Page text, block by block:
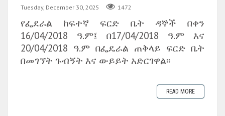
Tuesday, December 30, 2025 1472
የፌደራል ከፍተኛ ፍርድ ቤት ዳኞች በቀን
16/04/2018 ዓ.ም፤ በ17/04/2018 ዓ.ም እና
20/04/2018 ዓ.ም በፌዴራል ጠቅላይ ፍርድ ቤት
በመገኘት ጉብኝት እና ውይይት አድርገዋል፡፡
READ MORE